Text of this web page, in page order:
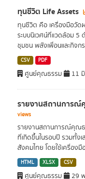
ทุนชีวิต Life Assets
ทุนชีวิต คือ เครื่องมือวัด
ระบบนิเวศน์ที่แวดล้อม
ชุมชน พลังเพื่อนและกิจ
CSV PDF
ศูนย์คุณธรรม 11
รายงานสถานการณ์
views
รายงานสถานการณ์คุณธ
ที่เกิดขึ้นในรอบปี รวมทั้
สังคมไทย โดยใช้เครื่อ
HTML XLSX CSV
ศูนย์คุณธรรม 29